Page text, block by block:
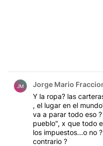
JM Jorge Mario
Y la ropa? las
, el lugar en el
va a parar todo eso
pueblo", x que todo
los impuestos...o no
contrario ?